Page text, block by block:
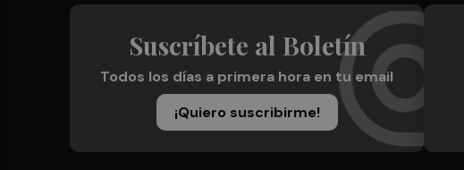
Suscríbete al Boletín
Todos los días a primera hora en tu email
¡Quiero suscribirme!